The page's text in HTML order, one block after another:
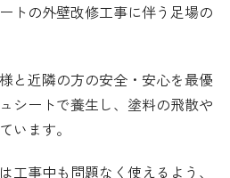
トの外壁改修工事に伴う足場の
と近隣の方の安全・安心を最優
シートで養生し、塗料の飛散や
います。
工事中も問題なく使えるよう、